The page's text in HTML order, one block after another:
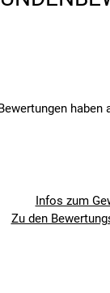
Farbe.
Filiale
haben
Infos zum
Zu den